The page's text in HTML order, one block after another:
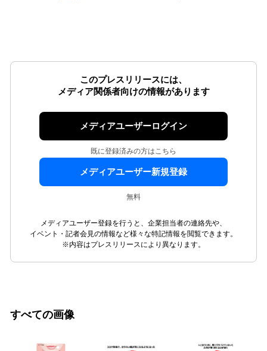
このプレスリリースには、
メディア関係者向けの情報があります
メディアユーザーログイン
既に登録済みの方はこちら
メディアユーザー新規登録
無料
メディアユーザー登録を行うと、企業担当者の連絡先や、
イベント・記者会見の情報など様々な特記情報を閲覧できます。
※内容はプレスリリースにより異なります。
すべての画像